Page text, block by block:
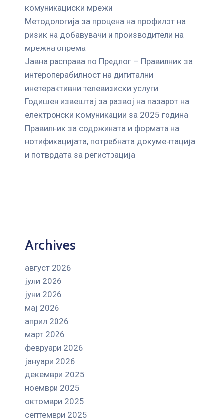
комуникациски мрежи
Mетодологија за процена на профилот на
ризик на добавувачи и производители на
мрежна опрема
Јавна расправа по Предлог – Правилник за
интероперабилност на дигитални
инетерактивни телевизиски услуги
Годишен извештај за развој на пазарот на
електронски комуникации за 2025 година
Правилник за содржината и формата на
нотификацијата, потребната документација
и потврдата за регистрација
Archives
август 2026
јули 2026
јуни 2026
мај 2026
април 2026
март 2026
февруари 2026
јануари 2026
декември 2025
ноември 2025
октомври 2025
септември 2025